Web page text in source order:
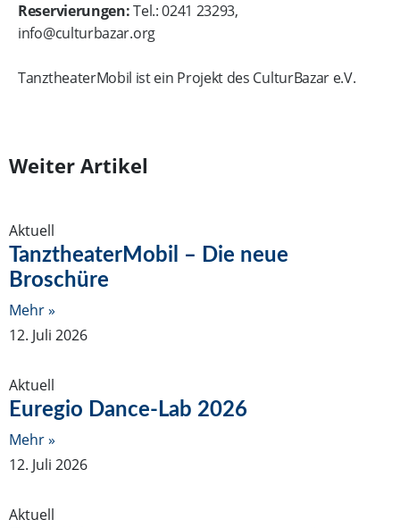
Reservierungen:Tel.: 0241 23293,
info@culturbazar.org
TanztheaterMobil ist ein Projekt des CulturBazar e.V.
Weiter Artikel
Aktuell
TanztheaterMobil – Die neue
Broschüre
Mehr »
12. Juli 2026
Aktuell
Euregio Dance-Lab 2026
Mehr »
12. Juli 2026
Aktuell